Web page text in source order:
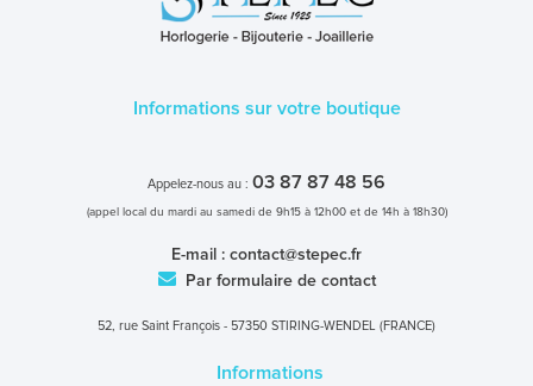
Informations sur votre boutique
Appelez-nous au : 03 87 87 48 56
(appel local du mardi au samedi de 9h15 à 12h00 et de 14h à 18h30)
E-mail : contact@stepec.fr
Par formulaire de contact
52, rue Saint François - 57350 STIRING-WENDEL (FRANCE)
Informations